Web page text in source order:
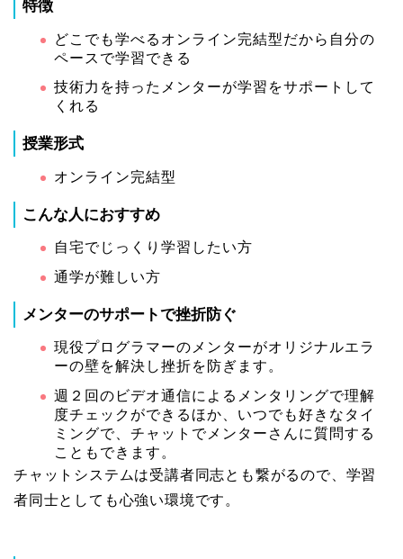
特徴
どこでも学べるオンライン完結型だから自分の
ペースで学習できる
技術力を持ったメンターが学習をサポートして
くれる
授業形式
オンライン完結型
こんな人におすすめ
自宅でじっくり学習したい方
通学が難しい方
メンターのサポートで挫折防ぐ
現役プログラマーのメンターがオリジナルエラ
ーの壁を解決し挫折を防ぎます。
週２回のビデオ通信によるメンタリングで理解
度チェックができるほか、いつでも好きなタイ
ミングで、チャットでメンターさんに質問する
こともできます。
チャットシステムは受講者同志とも繋がるので、学習
者同士としても心強い環境です。